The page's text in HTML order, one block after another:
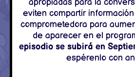
eviten compartir
comprometedora para
de aparecer en el
episodio se subirá en
espérenlo con